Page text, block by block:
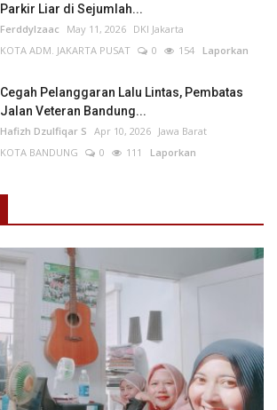
Parkir Liar di Sejumlah...
FerddyIzaac May 11, 2026 DKI Jakarta
KOTA ADM. JAKARTA PUSAT
0 154 Laporkan
Cegah Pelanggaran Lalu Lintas, Pembatas
Jalan Veteran Bandung...
Hafizh Dzulfiqar S Apr 10, 2026 Jawa Barat
KOTA BANDUNG
0 111 Laporkan